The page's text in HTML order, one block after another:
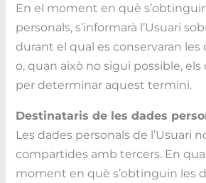
En el moment en què
personals, s’informarà l’Usuari
durant el qual es conservaran les
o, quan això no sigui possible,
per determinar aquest termini.
Destinataris de les dades
Les dades personals de l’Usuari
compartides amb tercers. En
moment en què s’obtinguin les